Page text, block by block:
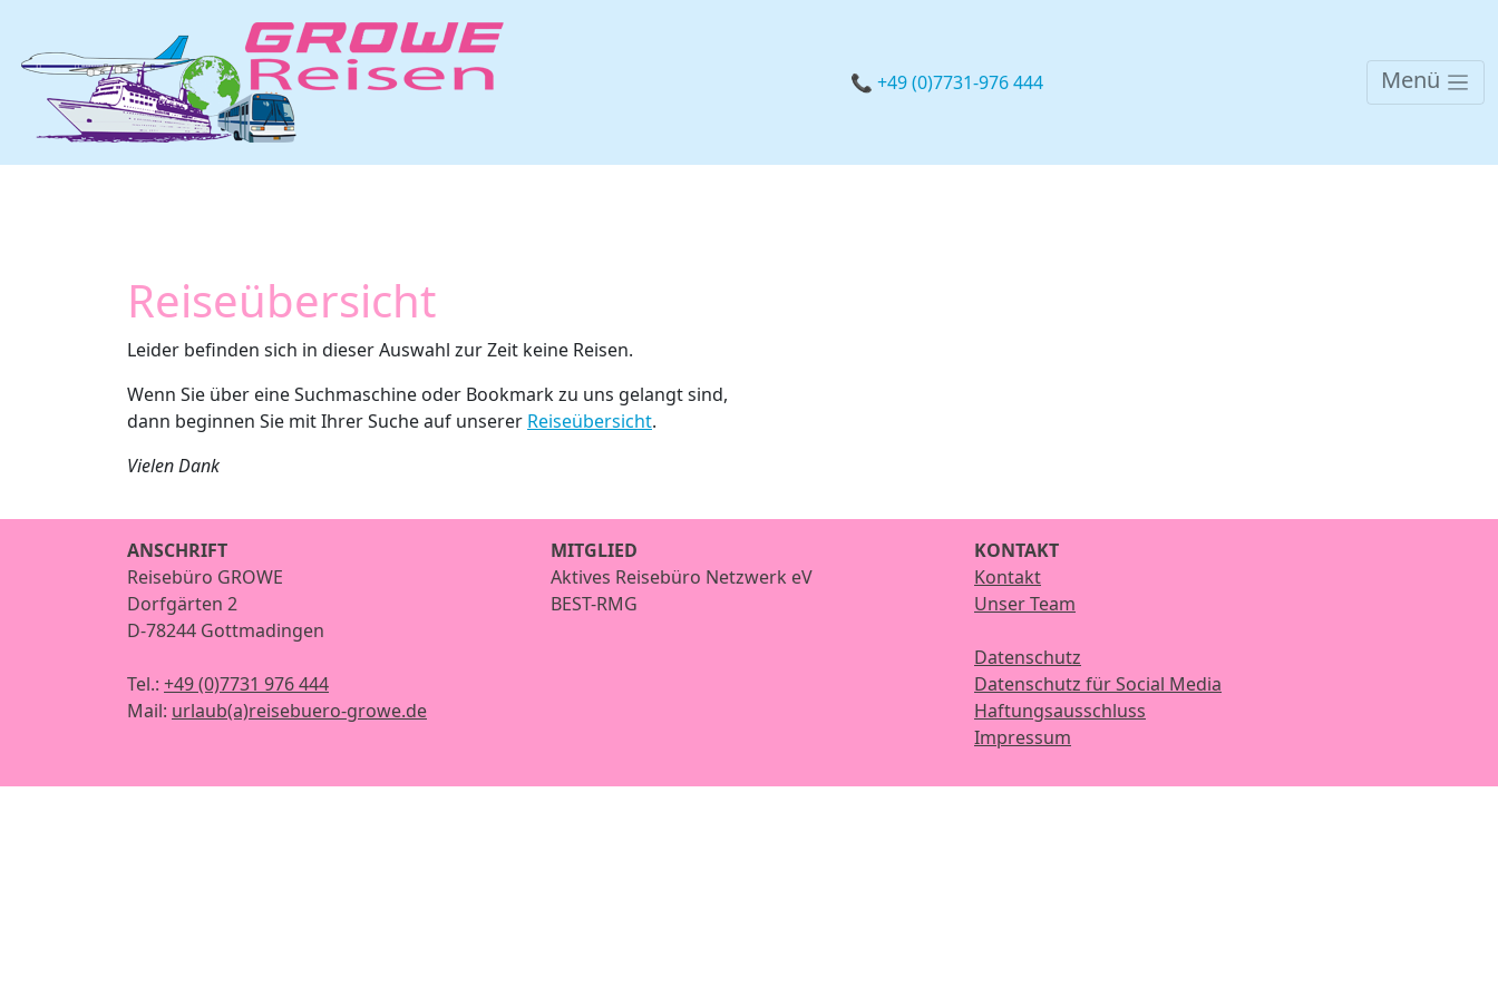
📞 +49 (0)7731-976 444 Menü
Reiseübersicht
Leider befinden sich in dieser Auswahl zur Zeit keine Reisen.
Wenn Sie über eine Suchmaschine oder Bookmark zu uns gelangt sind,
dann beginnen Sie mit Ihrer Suche auf unserer Reiseübersicht.
Vielen Dank
ANSCHRIFT
Reisebüro GROWE
Dorfgärten 2
D-78244 Gottmadingen
Tel.: +49 (0)7731 976 444
Mail: urlaub(a)reisebuero-growe.de
MITGLIED
Aktives Reisebüro Netzwerk eV
BEST-RMG
KONTAKT
Kontakt
Unser Team
Datenschutz
Datenschutz für Social Media
Haftungsausschluss
Impressum